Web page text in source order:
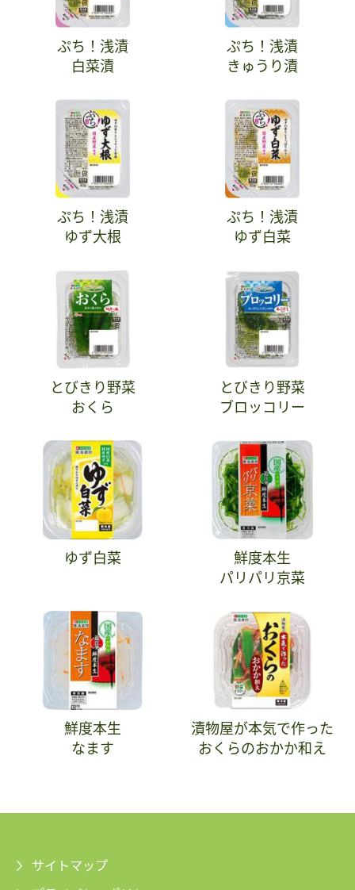
ぷち！浅漬
白菜漬
ぷち！浅漬
きゅうり漬
ぷち！浅漬
ゆず大根
ぷち！浅漬
ゆず白菜
とびきり野菜
おくら
とびきり野菜
ブロッコリー
ゆず白菜
鮮度本生
パリパリ京菜
鮮度本生
なます
漬物屋が本気で作った
おくらのおかか和え
サイトマップ